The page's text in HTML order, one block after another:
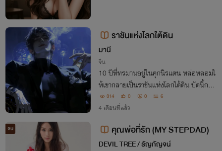
ราชันแห่งโลกใต้ดิน
มานี
จีน
10 ปีที่ทรมานอยู่ในคุกนิรแดน หล่อหลอมใ
ห้เขากลายเป็นราชันแห่งโลกใต้ดิน บัดนี้การ
ชำระแค้นกำลังจะเริ่มต้น (พระเอกเก่ง 18+ อิ
โรติก เข้มข้น)
314 0 0 6
4 เดือนที่แล้ว
จบ คุณพ่อที่รัก (MY STEPDAD)
DEVIL TREE / ธัญกัญจน์